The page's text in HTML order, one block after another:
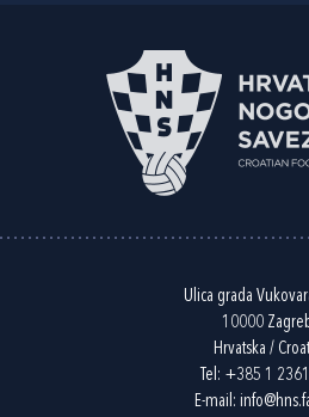
Ulica grada
10000
Hrvatska /
Tel: +385 1
E-mail: